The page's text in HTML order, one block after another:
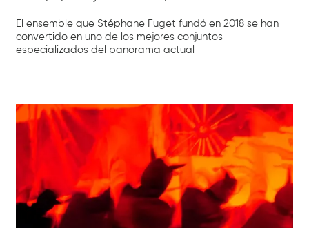
El ensemble que Stéphane Fuget fundó en 2018 se han
convertido en uno de los mejores conjuntos
especializados del panorama actual